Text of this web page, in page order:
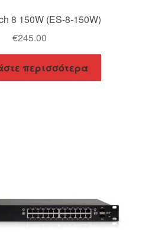
8 150W (ES-8-150W)
€245.00
περισσότερα